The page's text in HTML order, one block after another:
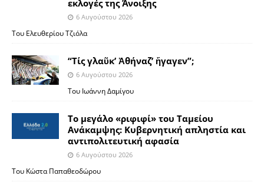
εκλογές της Άνοιξης
6 Αυγούστου 2026
Του Ελευθερίου Τζιόλα
“Τίς γλαῦκ’ Ἀθήναζ’ ἤγαγεν”;
6 Αυγούστου 2026
Του Ιωάννη Δαμίγου
Το μεγάλο «ριφιφί» του Ταμείου
Ανάκαμψης: Κυβερνητική απληστία και
αντιπολιτευτική αφασία
6 Αυγούστου 2026
Του Κώστα Παπαθεοδώρου